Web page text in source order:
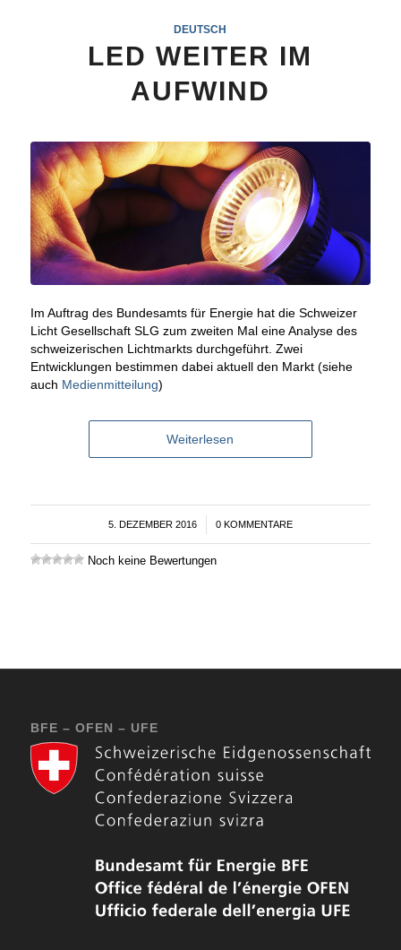
DEUTSCH
LED WEITER IM
AUFWIND
Im Auftrag des Bundesamts für Energie hat die Schweizer
Licht Gesellschaft SLG zum zweiten Mal eine Analyse des
schweizerischen Lichtmarkts durchgeführt. Zwei
Entwicklungen bestimmen dabei aktuell den Markt (siehe
auch Medienmitteilung)
Weiterlesen
5. DEZEMBER 2016
/ 0 KOMMENTARE
Noch keine Bewertungen
BFE – OFEN – UFE